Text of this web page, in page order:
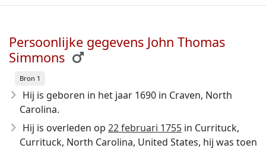
Persoonlijke gegevens John Thomas
Simmons
Bron 1
Hij is geboren in het jaar 1690 in Craven, North
Carolina.
Hij is overleden op 22 februari 1755 in Currituck,
Currituck, North Carolina, United States, hij was toen